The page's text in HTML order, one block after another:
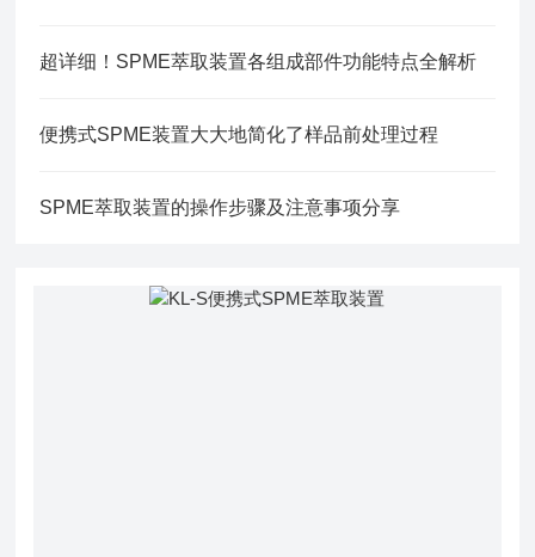
超详细！SPME萃取装置各组成部件功能特点全解析
便携式SPME装置大大地简化了样品前处理过程
SPME萃取装置的操作步骤及注意事项分享